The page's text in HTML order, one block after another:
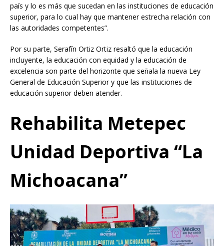
país y lo es más que sucedan en las instituciones de educación
superior, para lo cual hay que mantener estrecha relación con
las autoridades competentes”.
Por su parte, Serafín Ortiz Ortiz resaltó que la educación
incluyente, la educación con equidad y la educación de
excelencia son parte del horizonte que señala la nueva Ley
General de Educación Superior y que las instituciones de
educación superior deben atender.
Rehabilita Metepec
Unidad Deportiva “La
Michoacana”